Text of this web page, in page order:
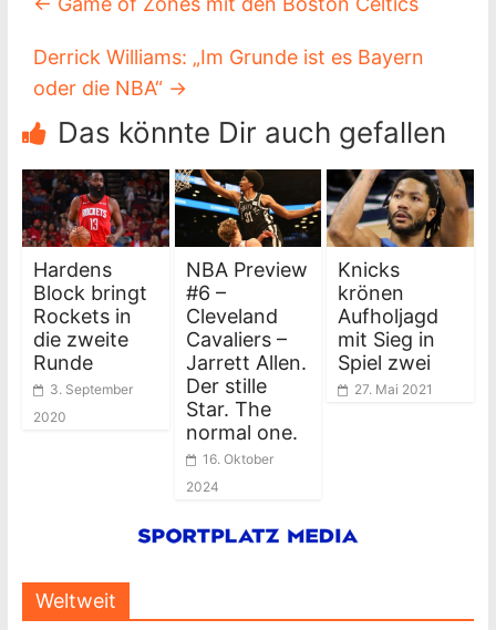
Derrick Williams: „Im Grunde ist es Bayern
oder die NBA“ →
Das könnte Dir auch gefallen
Hardens
Block bringt
Rockets in
die zweite
Runde
3. September
2020
NBA Preview
#6 –
Cleveland
Cavaliers –
Jarrett Allen.
Der stille
Star. The
normal one.
16. Oktober
2024
Knicks
krönen
Aufholjagd
mit Sieg in
Spiel zwei
27. Mai 2021
Weltweit